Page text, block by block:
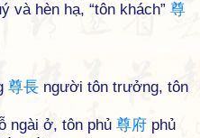
và hèn hạ, “tôn khách” 尊
尊長 người tôn trưởng, tôn
ngài ở, tôn phủ 尊府 phủ